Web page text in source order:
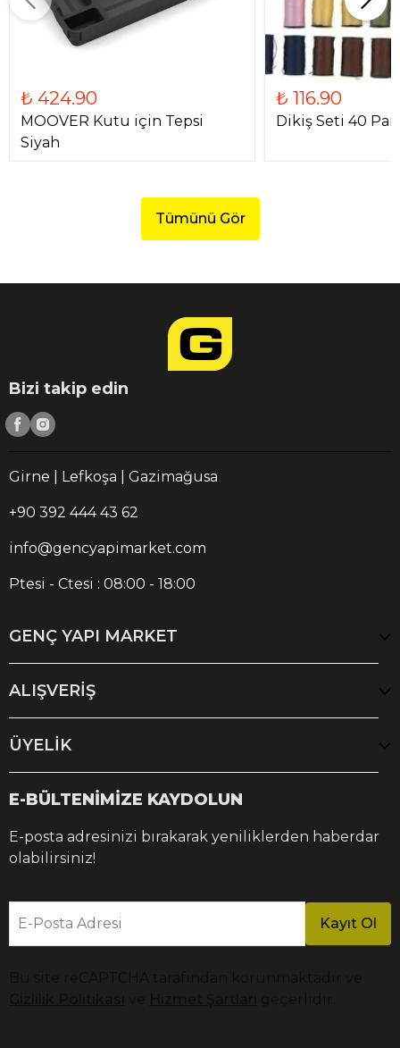
₺ 424.90
MOOVER Kutu için Tepsi
Siyah
₺ 116.90
Dikiş Seti 40
Tümünü Gör
Bizi takip edin
Girne | Lefkoşa | Gazimağusa
+90 392 444 43 62
info@gencyapimarket.com
Ptesi - Ctesi : 08:00 - 18:00
GENÇ YAPI MARKET
ALIŞVERİŞ
ÜYELİK
E-BÜLTENİMİZE KAYDOLUN
E-posta adresinizi bırakarak yeniliklerden haberdar
olabilirsiniz!
E-Posta Adresi Kayıt Ol